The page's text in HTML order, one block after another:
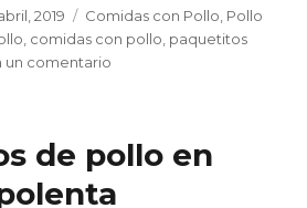
2019 Categorías
Comidas con Pollo Pollo
comidas con pollo paquetitos
un comentario
pollo
de pollo en